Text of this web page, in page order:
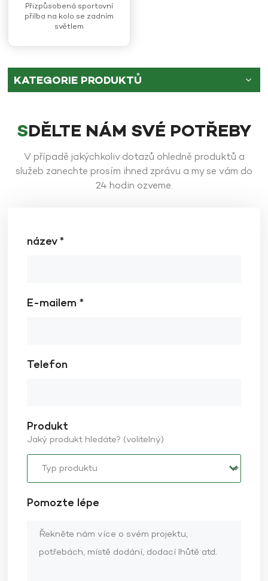
Přizpůsobená sportovní
přilba na kolo se zadním
světlem
KATEGORIE PRODUKTŮ
SDĚLTE NÁM SVÉ POTŘEBY
V případě jakýchkoliv dotazů ohledně produktů a
služeb zanechte prosím ihned zprávu a my se vám do
24 hodin ozveme.
název *
E-mailem *
Telefon
Produkt
Jaký produkt hledáte? (volitelný)
Pomozte lépe